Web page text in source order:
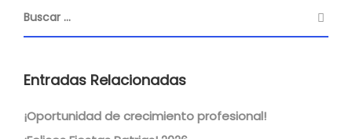
Entradas Relacionadas
¡Oportunidad de crecimiento profesional!